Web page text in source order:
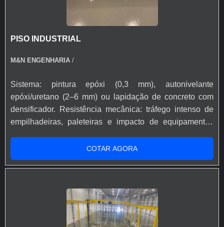
eletrônicos sensíveis contra descargas. Cumprimento de
normas internacionais (ANSI, IEC, ATEX). Superfície
explosões em áreas inflamáveis. Ideal para Indústrias
Hospitais e salas de cirurgia, Áreas de produção com
risco de explosão (ATEX), Empresas de tecnologia e
data centers.
PISO INDUSTRIAL
M&N ENGENHARIA /
Sistema: pintura epóxi (0,3 mm), autonivelante
epóxi/uretano (2–6 mm) ou lapidação de concreto com
densificador. Resistência mecânica: tráfego intenso de
empilhadeiras, paleteiras e impacto de equipamentos
graxas e produtos de limpeza agressivos. Resistência
térmica: até 60 °C no epóxi | até 120 °C contínuo no
ou acetinado, conforme necessidade. Higienização:
superfície contínua ou lapidada, de fácil limpeza e baixa
geração de poeira. O piso industrial serve para proteger
COTAR AGORA